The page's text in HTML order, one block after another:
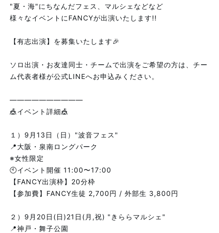
"夏・海"にちなんだフェス、マルシェなどなど
様々なイベントにFANCYが出演いたします!!
【有志出演】を募集いたします🎉
ソロ出演・お友達同士・チームで出演をご希望の方は、チー
ム代表者様が公式LINEへお申込みください。
――――――――――
🎪イベント詳細🎪
１）9月13日（日）"波音フェス"
📍大阪・泉南ロングパーク
※女性限定
🕙イベント開催 11:00〜17:00
【FANCY出演枠】20分枠
【参加費】FANCY生徒 2,700円 / 外部生 3,800円
２）9月20日(日)21日(月,祝) "きららマルシェ"
📍神戸・舞子公園